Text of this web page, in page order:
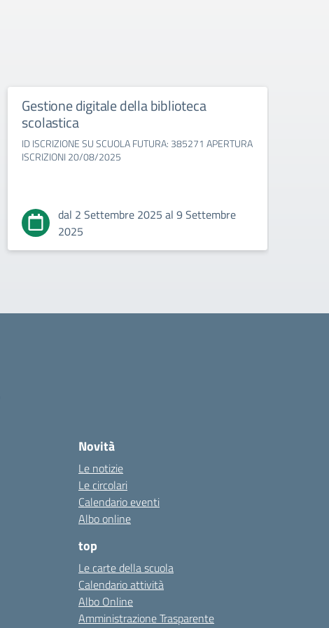
Gestione digitale della biblioteca
scolastica
ID ISCRIZIONE SU SCUOLA FUTURA: 385271 APERTURA
ISCRIZIONI 20/08/2025
dal 2 Settembre 2025 al 9 Settembre
2025
Novità
Le notizie
Le circolari
Calendario eventi
Albo online
top
Le carte della scuola
Calendario attività
Albo Online
Amministrazione Trasparente